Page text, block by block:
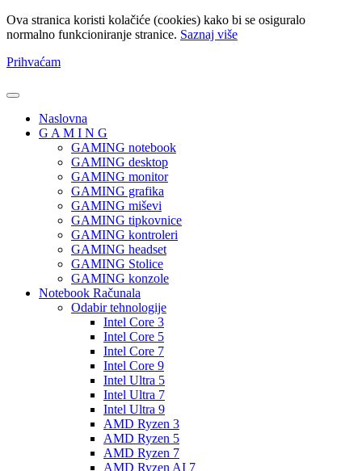
Ova stranica koristi kolačiće (cookies) kako bi se osiguralo
normalno funkcioniranje stranice. Saznaj više
Prihvaćam
Naslovna
G A M I N G
GAMING notebook
GAMING desktop
GAMING monitor
GAMING grafika
GAMING miševi
GAMING tipkovnice
GAMING kontroleri
GAMING headset
GAMING Stolice
GAMING konzole
Notebook Računala
Odabir tehnologije
Intel Core 3
Intel Core 5
Intel Core 7
Intel Core 9
Intel Ultra 5
Intel Ultra 7
Intel Ultra 9
AMD Ryzen 3
AMD Ryzen 5
AMD Ryzen 7
AMD Ryzen AI 7